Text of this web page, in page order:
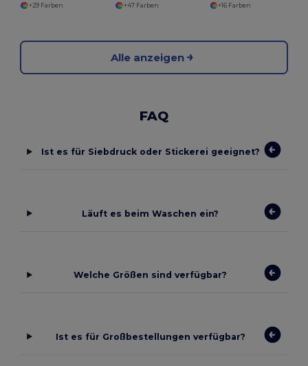
+29 Farben
+47 Farben
+16 Farben
Alle anzeigen
FAQ
Ist es für Siebdruck oder Stickerei geeignet?
Läuft es beim Waschen ein?
Welche Größen sind verfügbar?
Ist es für Großbestellungen verfügbar?